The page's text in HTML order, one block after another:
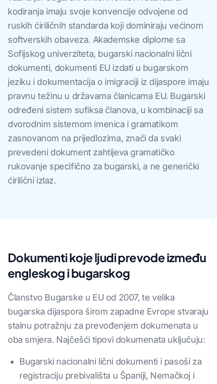
kodiranja imaju svoje konvencije odvojene od
ruskih ćiriličnih standarda koji dominiraju većinom
softverskih obaveza. Akademske diplome sa
Sofijskog univerziteta, bugarski nacionalni lični
dokumenti, dokumenti EU izdati u bugarskom
jeziku i dokumentacija o imigraciji iz dijaspore imaju
pravnu težinu u državama članicama EU. Bugarski
određeni sistem sufiksa članova, u kombinaciji sa
dvorodnim sistemom imenica i gramatikom
zasnovanom na prijedlozima, znači da svaki
prevedeni dokument zahtijeva gramatičko
rukovanje specifično za bugarski, a ne generički
ćirilični izlaz.
Dokumenti koje ljudi prevode između
engleskog i bugarskog
Članstvo Bugarske u EU od 2007, te velika
bugarska dijaspora širom zapadne Evrope stvaraju
stalnu potražnju za prevođenjem dokumenata u
oba smjera. Najčešći tipovi dokumenata uključuju:
Bugarski nacionalni lični dokumenti i pasoši za
registraciju prebivališta u Španiji, Nemačkoj i